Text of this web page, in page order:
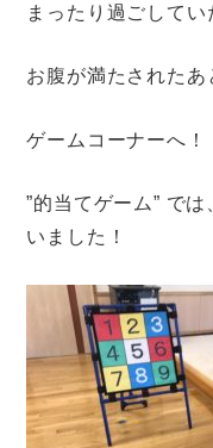
まったり過ごしてい
お腹が満たされたあ
ゲームコーナーへ！
”的当てゲーム” で
いました！